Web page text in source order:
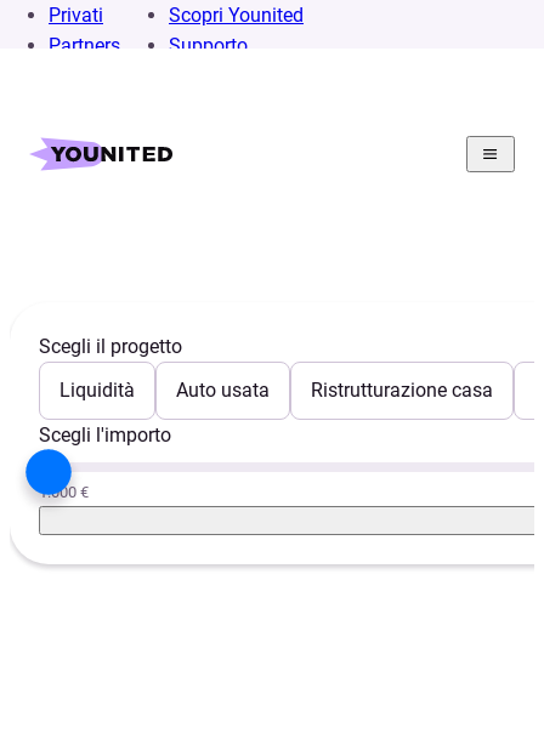
Privati
Partners
Scopri Younited
Supporto
Scegli il progetto
Liquidità
Auto usata Ristrutturazione casa
Scegli l'importo
1.000 €